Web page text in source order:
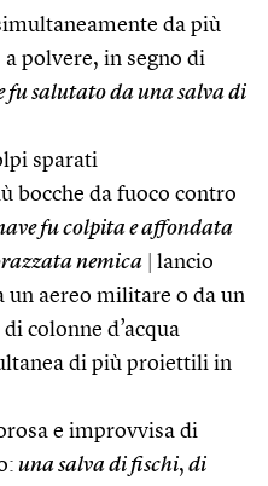
da più
polvere, in segno di
fu salutato da una salva di
sparati
bocche da fuoco contro
fu colpita e affondata
nemica
lancio
aereo militare o da un
colonne d’acqua
di più proiettili in
e improvvisa di
una salva di fischi, di